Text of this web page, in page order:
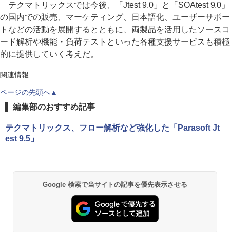
テクマトリックスでは今後、「Jtest 9.0」と「SOAtest 9.0」
の国内での販売、マーケティング、日本語化、ユーザーサポー
トなどの活動を展開するとともに、両製品を活用したソースコ
ード解析や機能・負荷テストといった各種支援サービスも積極
的に提供していく考えだ。
関連情報
ページの先頭へ▲
編集部のおすすめ記事
テクマトリックス、フロー解析など強化した「Parasoft Jt
est 9.5」
Google 検索で当サイトの記事を優先表示させる